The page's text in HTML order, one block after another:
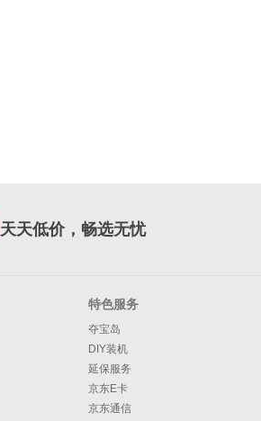
天天低价，畅选无忧
特色服务
夺宝岛
DIY装机
延保服务
京东E卡
京东通信